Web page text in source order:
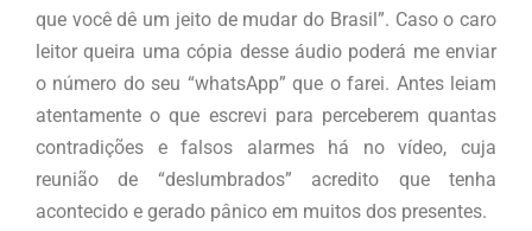
que você dê um jeito de mudar do Brasil”. Caso o caro
leitor queira uma cópia desse áudio poderá me enviar
o número do seu “whatsApp” que o farei. Antes leiam
atentamente o que escrevi para perceberem quantas
contradições e falsos alarmes há no vídeo, cuja
reunião de “deslumbrados” acredito que tenha
acontecido e gerado pânico em muitos dos presentes.